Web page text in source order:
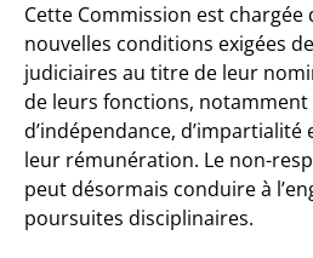
Cette Commission est chargée
nouvelles conditions exigées
judiciaires au titre de leur
de leurs fonctions,
d’indépendance, d’impartialité
leur rémunération. Le non-
peut désormais conduire à
poursuites disciplinaires.